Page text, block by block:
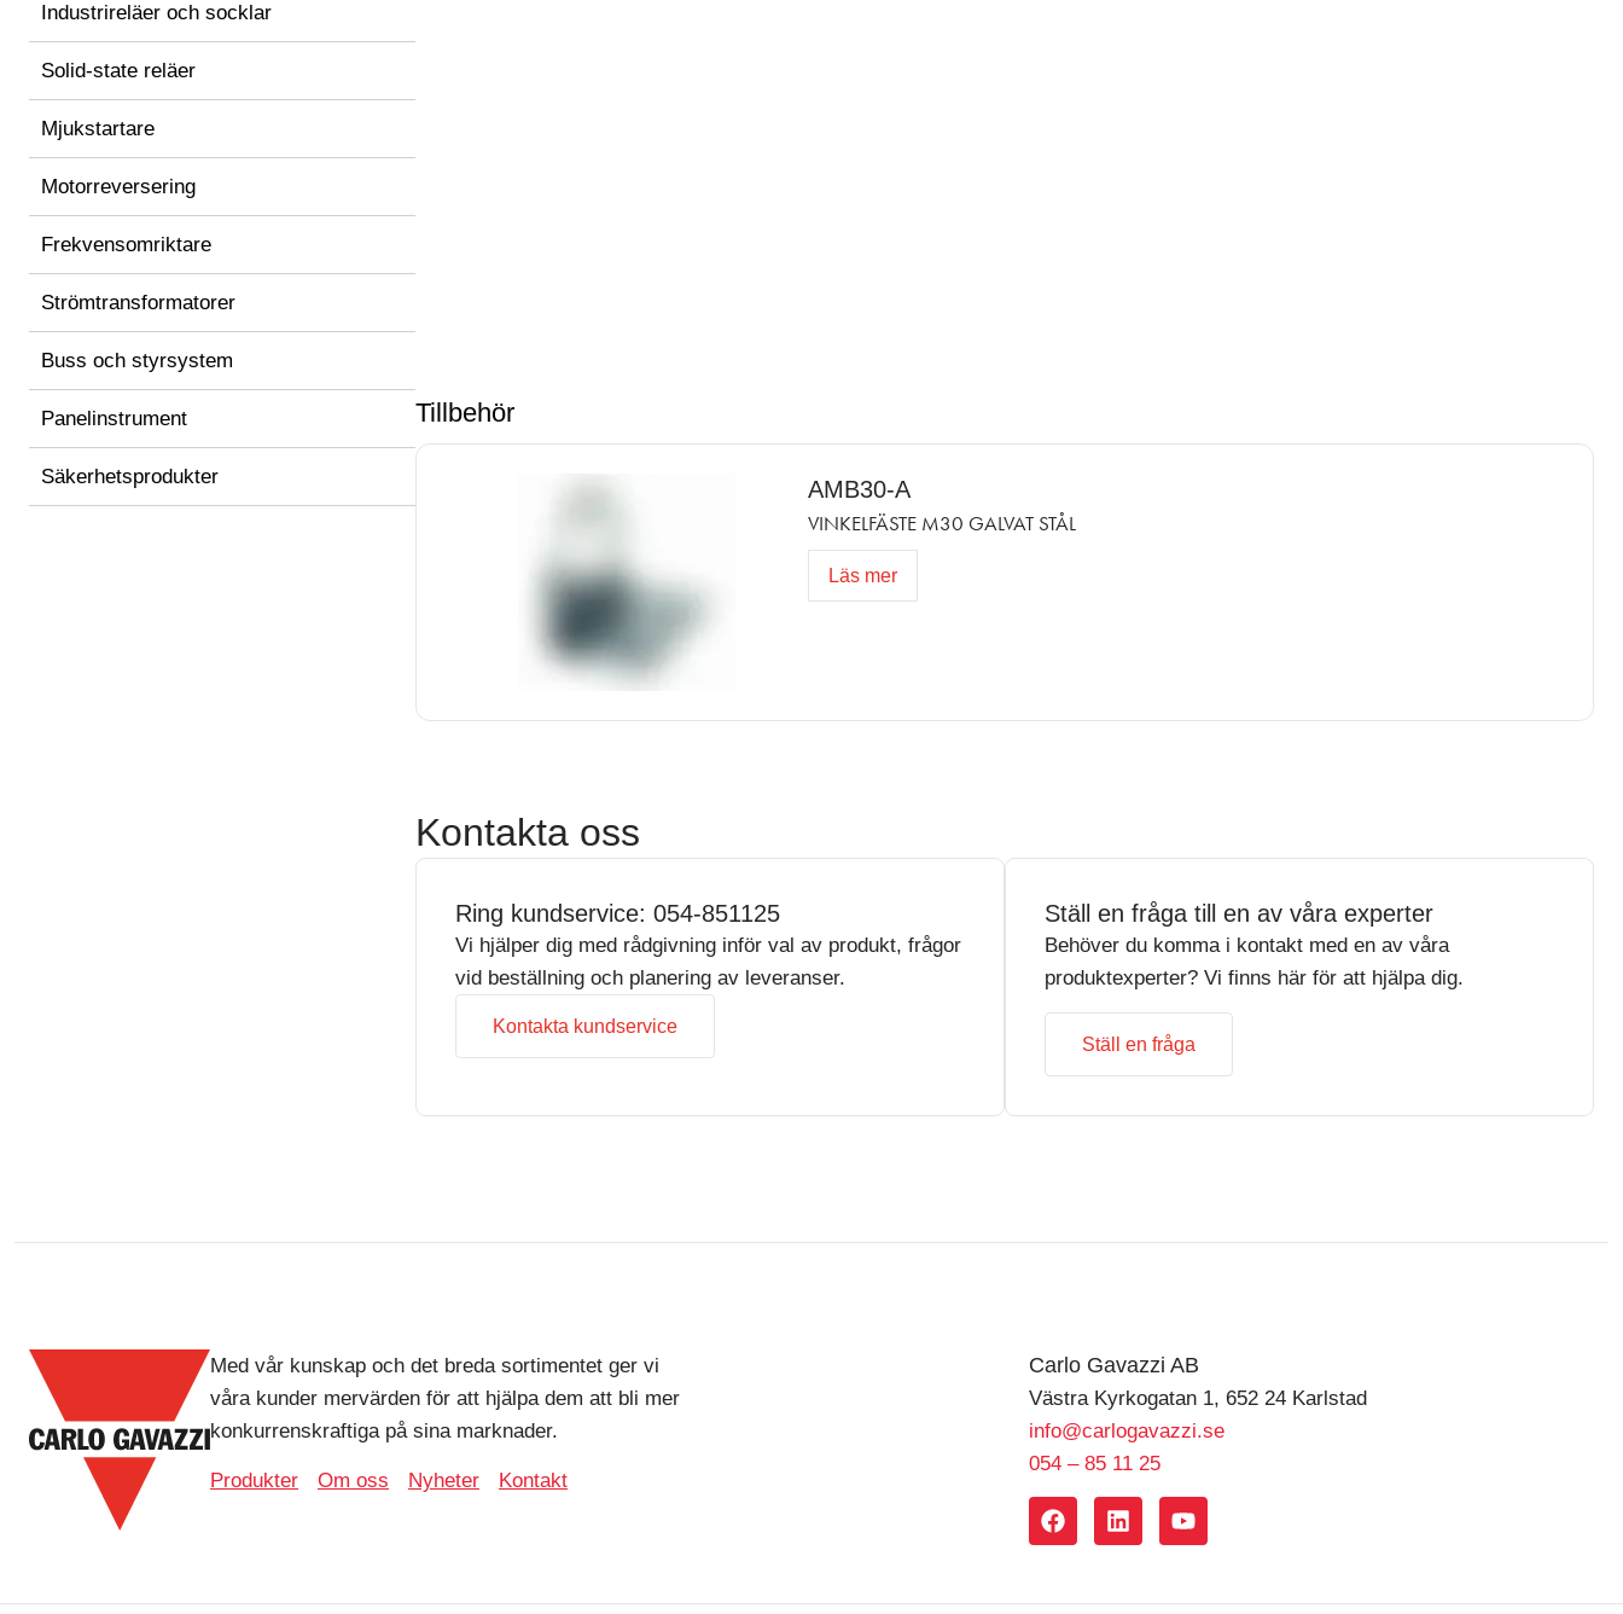
Industrireläer och socklar
Solid-state reläer
Mjukstartare
Motorreversering
Frekvensomriktare
Strömtransformatorer
Buss och styrsystem
Panelinstrument
Säkerhetsprodukter
Tillbehör
AMB30-A
VINKELFÄSTE M30 GALVAT STÅL
Läs mer
Kontakta oss
Ring kundservice: 054-851125
Vi hjälper dig med rådgivning inför val av produkt, frågor
vid beställning och planering av leveranser.
Kontakta kundservice
Ställ en fråga till en av våra experter
Behöver du komma i kontakt med en av våra
produktexperter? Vi finns här för att hjälpa dig.
Ställ en fråga
Med vår kunskap och det breda sortimentet ger vi
våra kunder mervärden för att hjälpa dem att bli mer
konkurrenskraftiga på sina marknader.
Produkter Om oss Nyheter Kontakt
Carlo Gavazzi AB
Västra Kyrkogatan 1, 652 24 Karlstad
info@carlogavazzi.se
054 – 85 11 25